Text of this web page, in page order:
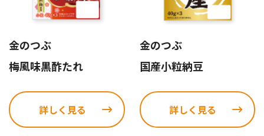
金のつぶ
梅風味黒酢たれ
詳しく見る
金のつぶ
国産小粒納豆
詳しく見る